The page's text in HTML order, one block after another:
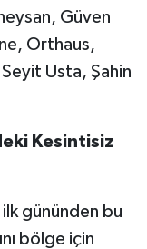
Güven
Orthaus,
Usta, Şahin
Kesintisiz
gününden bu
bölge için